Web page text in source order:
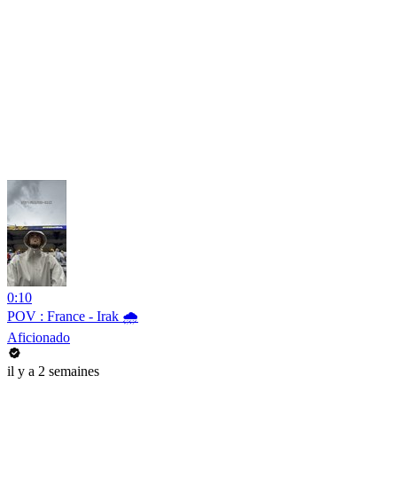
0:10
POV : France - Irak 🌧️
Aficionado
il y a 2 semaines